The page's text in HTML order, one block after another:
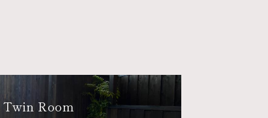
Twin Room